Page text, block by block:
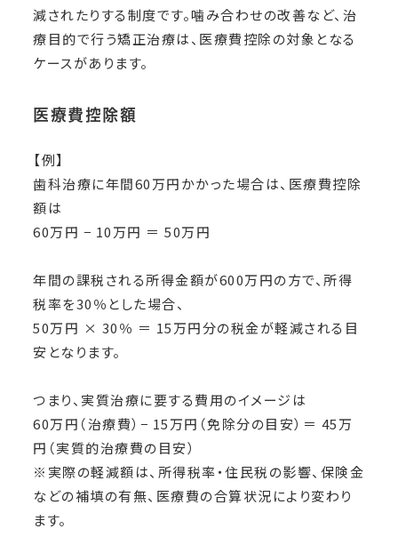
減されたりする制度です。噛み合わせの改善など、治
療目的で行う矯正治療は、医療費控除の対象となる
ケースがあります。
医療費控除額
【例】
歯科治療に年間60万円かかった場合は、医療費控除
額は
60万円 − 10万円 ＝ 50万円
年間の課税される所得金額が600万円の方で、所得
税率を30％とした場合、
50万円 × 30％ ＝ 15万円分の税金が軽減される目
安となります。
つまり、実質治療に要する費用のイメージは
60万円（治療費）− 15万円（免除分の目安）＝ 45万
円（実質的治療費の目安）
※実際の軽減額は、所得税率・住民税の影響、保険金
などの補填の有無、医療費の合算状況により変わり
ます。